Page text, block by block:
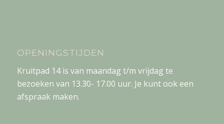
OPENINGSTIJDEN
Kruitpad 14 is van maandag t/m vrijdag te
bezoeken van 13.30- 17.00 uur. Je kunt ook een
afspraak maken.